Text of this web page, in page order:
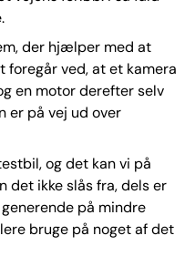
der hjælper med at
foregår ved, at et kamera
en motor derefter selv
er på vej ud over
og det kan vi på
det ikke slås fra, dels er
på mindre
bruge på noget af det